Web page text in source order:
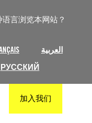
言浏览本网站？
العربية
РУССКИЙ
加入我们